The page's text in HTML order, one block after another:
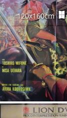
120x160cm